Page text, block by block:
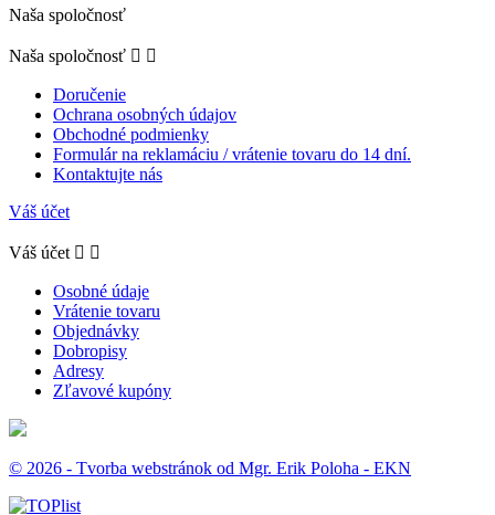
Naša spoločnosť
Naša spoločnosť  
Doručenie
Ochrana osobných údajov
Obchodné podmienky
Formulár na reklamáciu / vrátenie tovaru do 14 dní.
Kontaktujte nás
Váš účet
Váš účet  
Osobné údaje
Vrátenie tovaru
Objednávky
Dobropisy
Adresy
Zľavové kupóny
© 2026 - Tvorba webstránok od Mgr. Erik Poloha - EKN